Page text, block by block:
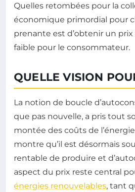
Quelles retombées pour la
économique primordial pour
prenante est d’obtenir un
faible pour le consommateur.
QUELLE VISION
La notion de boucle
que pas nouvelle, a pris tout
montée des coûts de
montre qu’il est désormais
rentable de produire et
aspect du prix reste central
énergies renouvelables, tant